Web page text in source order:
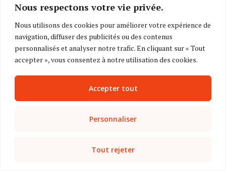
Nous respectons votre vie privée.
Nous utilisons des cookies pour améliorer votre expérience de
navigation, diffuser des publicités ou des contenus
personnalisés et analyser notre trafic. En cliquant sur « Tout
accepter », vous consentez à notre utilisation des cookies.
Personnaliser
Tout rejeter
Accepter tout
Mot de passe oublié ?
Vous n’avez pas de compte ? Inscrivez-vous